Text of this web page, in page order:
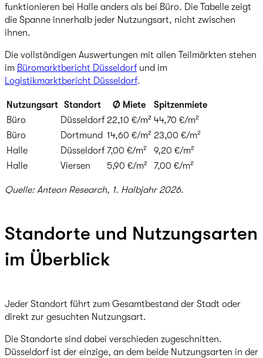
funktionieren bei Halle anders als bei Büro. Die Tabelle zeigt
die Spanne innerhalb jeder Nutzungsart, nicht zwischen
ihnen.
Die vollständigen Auswertungen mit allen Teilmärkten stehen
im Büromarktbericht Düsseldorfund im
Logistikmarktbericht Düsseldorf.
Nutzungsart Standort Ø Miete
Spitzenmiete
Büro
Düsseldorf 22,10 €/m² 44,70 €/m²
Büro
Dortmund 14,60 €/m² 23,00 €/m²
Halle
Düsseldorf 7,00 €/m²
9,20 €/m²
Halle
Viersen 5,90 €/m² 7,00 €/m²
Quelle: Anteon Research, 1. Halbjahr 2026.
Standorte und Nutzungsarten
im Überblick
Jeder Standort führt zum Gesamtbestand der Stadt oder
direkt zur gesuchten Nutzungsart.
Die Standorte sind dabei verschieden zugeschnitten.
Düsseldorf ist der einzige, an dem beide Nutzungsarten in der